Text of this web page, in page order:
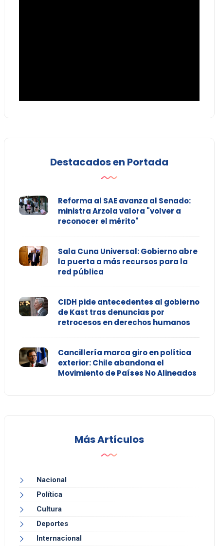
Destacados en Portada
Reforma al SAE avanza al Senado:
ministra Arzola valora "volver a
reconocer el mérito"
Sala Cuna Universal: Gobierno abre
la puerta a más recursos para la
red pública
CIDH pide antecedentes al gobierno
de Kast tras denuncias por
retrocesos en derechos humanos
Cancillería marca giro en política
exterior: Chile abandona el
Movimiento de Países No Alineados
Más Artículos
Nacional
Política
Cultura
Deportes
Internacional